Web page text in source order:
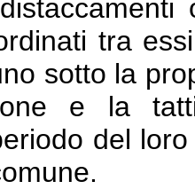
tra
sotto la
e la
del